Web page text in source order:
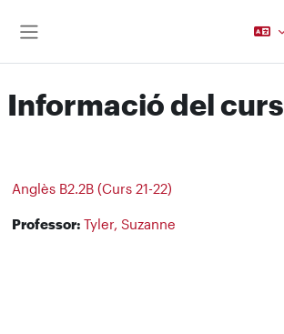
Informació del curs
Anglès B2.2B (Curs 21-22)
Professor: Tyler, Suzanne